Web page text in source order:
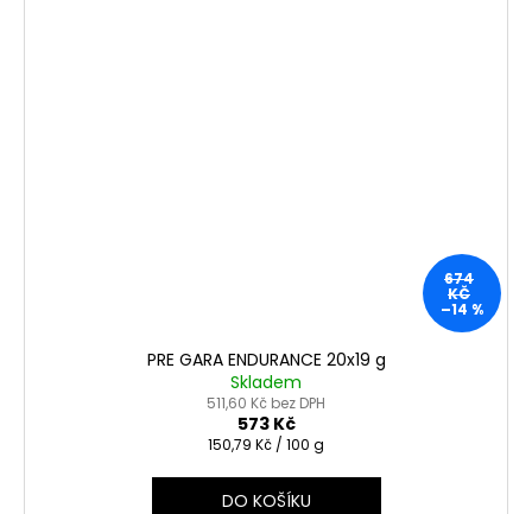
674
KČ
–14 %
PRE GARA ENDURANCE 20x19 g
Skladem
511,60 Kč bez DPH
573 Kč
Měrná
150,79 Kč / 100 g
DO KOŠÍKU